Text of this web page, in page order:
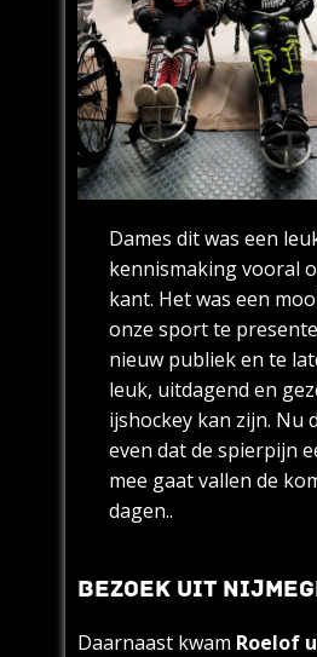
Dames dit was een
kennismaking vooral
kant. Het was een
onze sport te
nieuw publiek en te
leuk, uitdagend en
ijshockey kan zijn. Nu
even dat de spierpijn
mee gaat vallen de
dagen..
BEZOEK UIT
Daarnaast kwam Roelof